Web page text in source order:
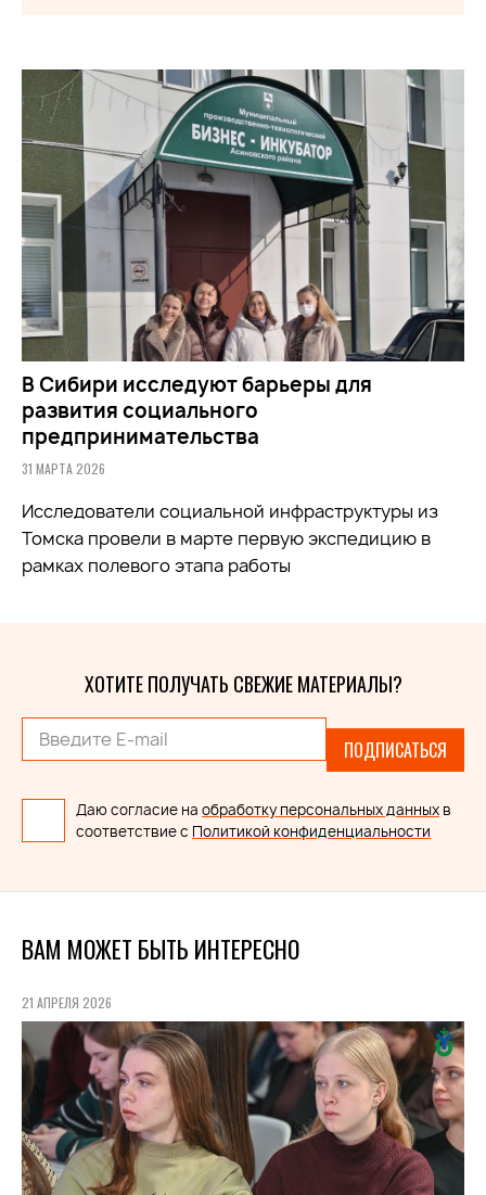
В Сибири исследуют барьеры для
развития социального
предпринимательства
31 МАРТА 2026
Исследователи социальной инфраструктуры из
Томска провели в марте первую экспедицию в
рамках полевого этапа работы
ХОТИТЕ ПОЛУЧАТЬ СВЕЖИЕ МАТЕРИАЛЫ?
ПОДПИСАТЬСЯ
Даю согласие на обработку персональных данных в
соответствие с Политикой конфиденциальности
ВАМ МОЖЕТ БЫТЬ ИНТЕРЕСНО
21 АПРЕЛЯ 2026